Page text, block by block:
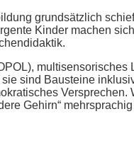
grundsätzlich
Kinder machen
multisensorisches
sind Bausteine
Versprechen.
Gehirn“